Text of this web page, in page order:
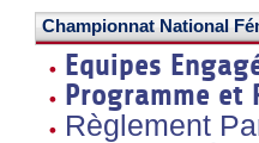
Championnat National
Equipes
Programme et
Règlement